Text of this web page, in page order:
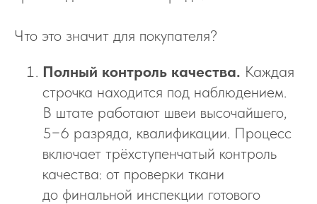
Что это значит для покупателя?
Полный контроль качества. Каждая
строчка находится под наблюдением.
В штате работают швеи высочайшего,
5−6 разряда, квалификации. Процесс
включает трёхступенчатый контроль
качества: от проверки ткани
до финальной инспекции готового